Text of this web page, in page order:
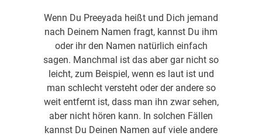
Wenn Du Preeyada heißt und Dich jemand
nach Deinem Namen fragt, kannst Du ihm
oder ihr den Namen natürlich einfach
sagen. Manchmal ist das aber gar nicht so
leicht, zum Beispiel, wenn es laut ist und
man schlecht versteht oder der andere so
weit entfernt ist, dass man ihn zwar sehen,
aber nicht hören kann. In solchen Fällen
kannst Du Deinen Namen auf viele andere